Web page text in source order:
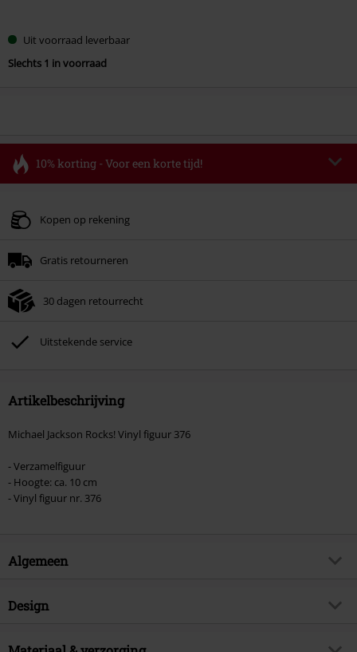
je
maat
Uit voorraad leverbaar
Slechts 1 in voorraad
10% korting - Voor een korte tijd!
Geldig t/m 11-08-2026
Zodra je de code hebt ingevoerd, wordt de korting automatisch verrekend in
Kan niet gecombineerd worden met andere kortingscodes. Boeken, media,
Toten Hosen, Metality, cadeaubonnen en artikelen met een inbegrepen
donatie zijn uitgesloten van de korting.
Kopen op rekening
Gratis retourneren
30 dagen retourrecht
Uitstekende service
Artikelbeschrijving
Michael Jackson Rocks! Vinyl figuur 376
- Verzamelfiguur
- Hoogte: ca. 10 cm
- Vinyl figuur nr. 376
Algemeen
Artikelnr.
Design
Producttype